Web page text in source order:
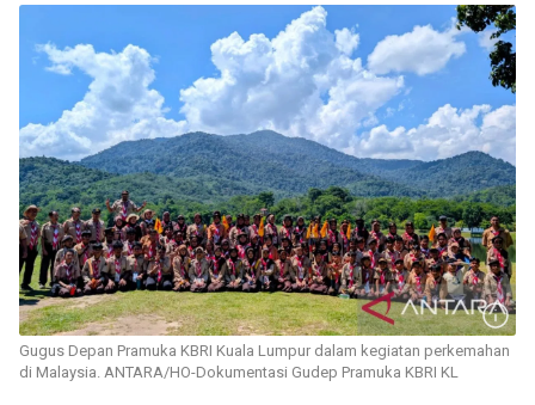
Gugus Depan Pramuka KBRI Kuala Lumpur dalam kegiatan perkemahan
di Malaysia. ANTARA/HO-Dokumentasi Gudep Pramuka KBRI KL